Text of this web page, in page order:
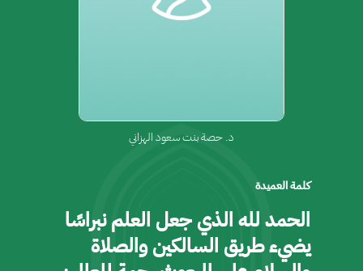
كلمة العميدة
الحمد لله الذي جعل العلم نبراسًا
يضيء طريق السالكين والصلاة
د. حصة بنت سعود الهزاني